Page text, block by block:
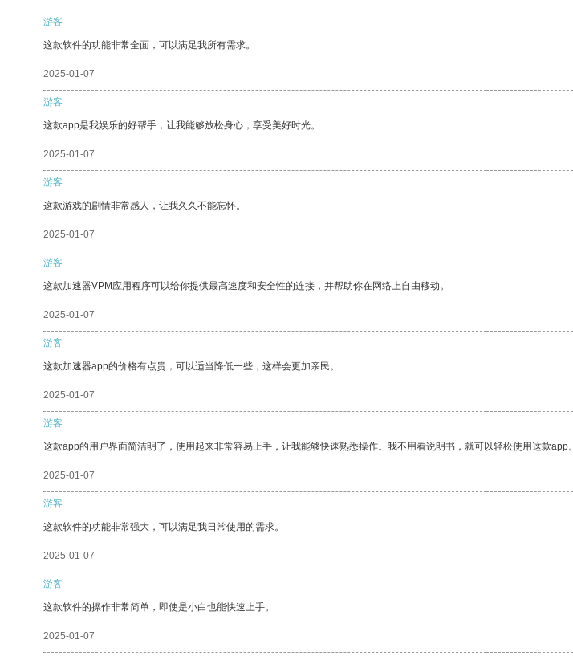
游客
这款软件的功能非常全面，可以满足我所有需求。
2025-01-07
游客
这款app是我娱乐的好帮手，让我能够放松身心，享受美好时光。
2025-01-07
游客
这款游戏的剧情非常感人，让我久久不能忘怀。
2025-01-07
游客
这款加速器VPM应用程序可以给你提供最高速度和安全性的连接，并帮助你在网络上自由移动。
2025-01-07
游客
这款加速器app的价格有点贵，可以适当降低一些，这样会更加亲民。
2025-01-07
游客
这款app的用户界面简洁明了，使用起来非常容易上手，让我能够快速熟悉操作。我不用看说明书，就可以轻松使用这款app。
2025-01-07
游客
这款软件的功能非常强大，可以满足我日常使用的需求。
2025-01-07
游客
这款软件的操作非常简单，即使是小白也能快速上手。
2025-01-07